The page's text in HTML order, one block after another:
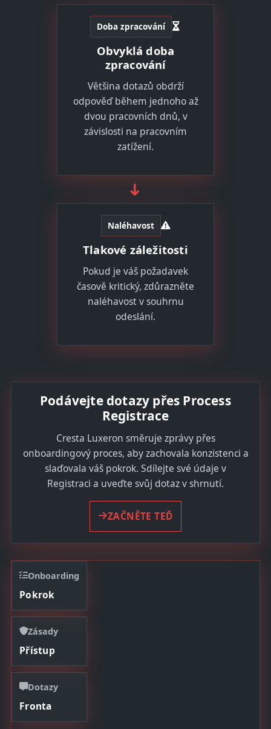
Doba zpracování
Obvyklá doba
zpracování
Většina dotazů obdrží
odpověď během jednoho až
dvou pracovních dnů, v
závislosti na pracovním
zatížení.
➜
Naléhavost
Tlakové záležitosti
Pokud je váš požadavek
časově kritický, zdůrazněte
naléhavost v souhrnu
odeslání.
Podávejte dotazy přes Process
Registrace
Cresta Luxeron směruje zprávy přes
onboardingový proces, aby zachovala konzistenci a
slaďovala váš pokrok. Sdílejte své údaje v
Registraci a uveďte svůj dotaz v shrnutí.
ZAČNĚTE TEĎ
Onboarding
Pokrok
Zásady
Přístup
Dotazy
Fronta